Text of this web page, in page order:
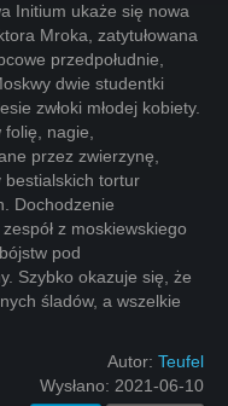
Initium ukaże się nowa
Mroka, zatytułowana
przedpołudnie,
dwie studentki
zwłoki młodej kobiety.
nagie,
przez zwierzynę,
bestialskich tortur
Dochodzenie
z moskiewskiego
pod
Szybko okazuje się, że
śladów, a wszelkie
Autor: Teufel
Wysłano: 2021-06-10